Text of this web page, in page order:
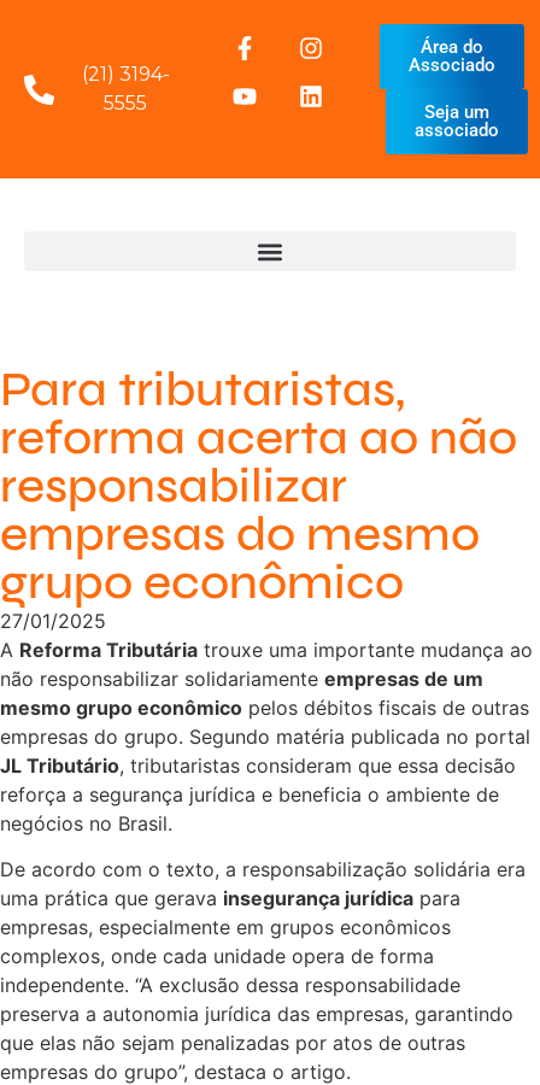
(21) 3194-
5555
Área do
Associado
Seja um
associado
Para tributaristas,
reforma acerta ao não
responsabilizar
empresas do mesmo
grupo econômico
27/01/2025
A Reforma Tributária trouxe uma importante mudança ao
não responsabilizar solidariamente empresas de um
mesmo grupo econômico pelos débitos fiscais de outras
empresas do grupo. Segundo matéria publicada no portal
JL Tributário, tributaristas consideram que essa decisão
reforça a segurança jurídica e beneficia o ambiente de
negócios no Brasil.
De acordo com o texto, a responsabilização solidária era
uma prática que gerava insegurança jurídica para
empresas, especialmente em grupos econômicos
complexos, onde cada unidade opera de forma
independente. “A exclusão dessa responsabilidade
preserva a autonomia jurídica das empresas, garantindo
que elas não sejam penalizadas por atos de outras
empresas do grupo”, destaca o artigo.